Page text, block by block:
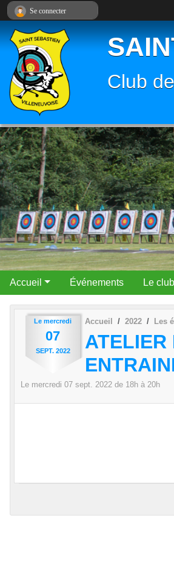
Club
Accueil Événements Le club
Le mercredi
07
SEPT. 2022
Accueil 2022 Les
ATELIER
Le mercredi 07 sept. 2022 de 18h à 20h
Se connecter
Panneau de gestion des cookies